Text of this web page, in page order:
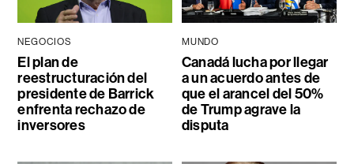
NEGOCIOS
El plan de
reestructuración del
presidente de Barrick
enfrenta rechazo de
inversores
MUNDO
Canadá lucha por llegar
a un acuerdo antes de
que el arancel del 50%
de Trump agrave la
disputa